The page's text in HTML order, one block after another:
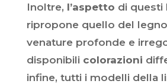
Inoltre, l’aspetto di questi
ripropone quello del
venature profonde e
disponibili colorazioni
infine, tutti i modelli della